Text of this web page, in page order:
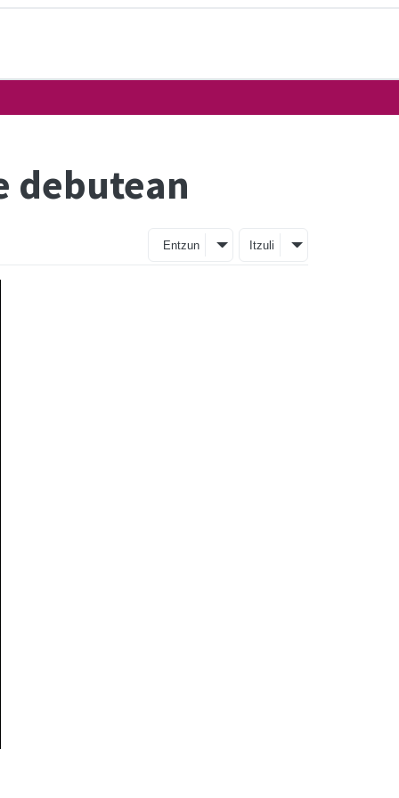
debutean
Entzun Itzuli